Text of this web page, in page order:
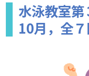
水泳教室
10月，全７